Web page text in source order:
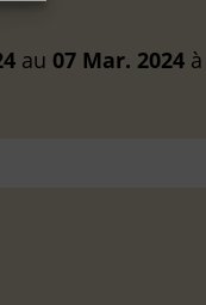
au 07 Mar. 2024 à